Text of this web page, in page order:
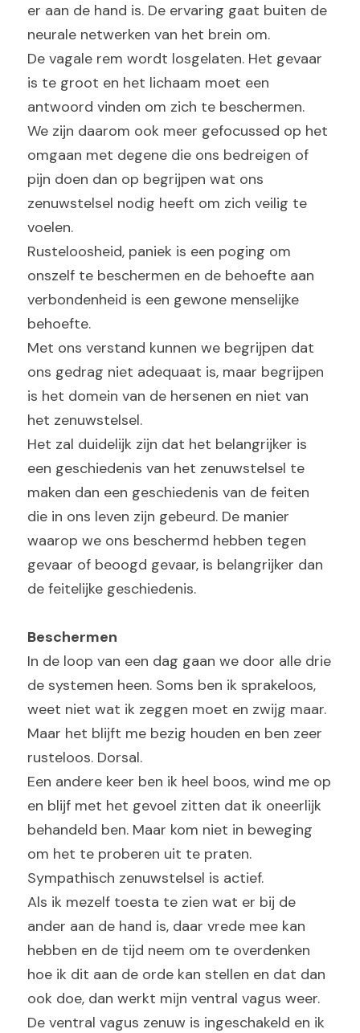
er aan de hand is. De ervaring gaat buiten de
neurale netwerken van het brein om.
De vagale rem wordt losgelaten. Het gevaar
is te groot en het lichaam moet een
antwoord vinden om zich te beschermen.
We zijn daarom ook meer gefocussed op het
omgaan met degene die ons bedreigen of
pijn doen dan op begrijpen wat ons
zenuwstelsel nodig heeft om zich veilig te
voelen.
Rusteloosheid, paniek is een poging om
onszelf te beschermen en de behoefte aan
verbondenheid is een gewone menselijke
behoefte.
Met ons verstand kunnen we begrijpen dat
ons gedrag niet adequaat is, maar begrijpen
is het domein van de hersenen en niet van
het zenuwstelsel.
Het zal duidelijk zijn dat het belangrijker is
een geschiedenis van het zenuwstelsel te
maken dan een geschiedenis van de feiten
die in ons leven zijn gebeurd. De manier
waarop we ons beschermd hebben tegen
gevaar of beoogd gevaar, is belangrijker dan
de feitelijke geschiedenis.
Beschermen
In de loop van een dag gaan we door alle drie
de systemen heen. Soms ben ik sprakeloos,
weet niet wat ik zeggen moet en zwijg maar.
Maar het blijft me bezig houden en ben zeer
rusteloos. Dorsal.
Een andere keer ben ik heel boos, wind me op
en blijf met het gevoel zitten dat ik oneerlijk
behandeld ben. Maar kom niet in beweging
om het te proberen uit te praten.
Sympathisch zenuwstelsel is actief.
Als ik mezelf toesta te zien wat er bij de
ander aan de hand is, daar vrede mee kan
hebben en de tijd neem om te overdenken
hoe ik dit aan de orde kan stellen en dat dan
ook doe, dan werkt mijn ventral vagus weer.
De ventral vagus zenuw is ingeschakeld en ik